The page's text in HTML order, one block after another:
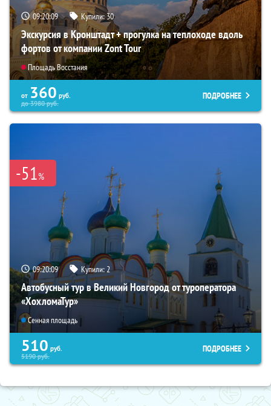
09:20:08 Купили:30
Экскурсия в Кронштадт + прогулка на теплоходе вдоль
фортов от компании Zont Tour
Площадь Восстания
от 360 руб.
до3980руб.
ПОДРОБНЕЕ
-51%
09:20:08 Купили:2
Автобусный тур в Великий Новгород от туроператора
«ХохломаТур»
Сенная площадь
510 руб.
5190руб.
ПОДРОБНЕЕ